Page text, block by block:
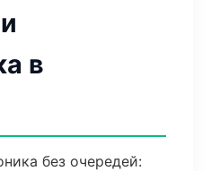
в
без очередей: